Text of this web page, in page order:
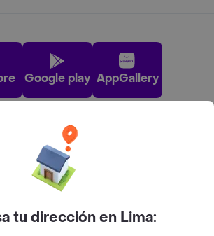
Google play AppGallery
cerca de ti
tu dirección en Lima: